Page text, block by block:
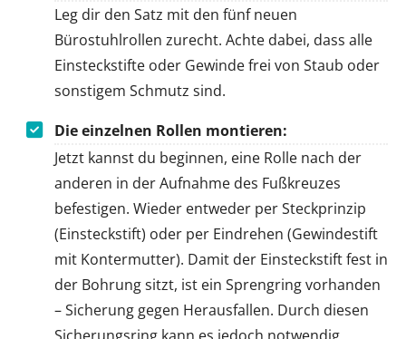
Leg dir den Satz mit den fünf neuen
Bürostuhlrollen zurecht. Achte dabei, dass alle
Einsteckstifte oder Gewinde frei von Staub oder
sonstigem Schmutz sind.
Die einzelnen Rollen montieren:
Jetzt kannst du beginnen, eine Rolle nach der
anderen in der Aufnahme des Fußkreuzes
befestigen. Wieder entweder per Steckprinzip
(Einsteckstift) oder per Eindrehen (Gewindestift
mit Kontermutter). Damit der Einsteckstift fest in
der Bohrung sitzt, ist ein Sprengring vorhanden
– Sicherung gegen Herausfallen. Durch diesen